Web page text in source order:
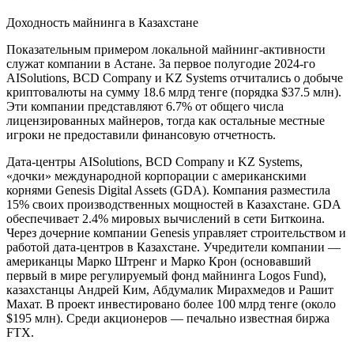
Доходность майнинга в Казахстане
Показательным примером локальной майнинг-активности
служат компании в Астане. За первое полугодие 2024-го
AISolutions, BCD Company и KZ Systems отчитались о добыче
криптовалюты на сумму 18.6 млрд тенге (порядка $37.5 млн).
Эти компании представляют 6.7% от общего числа
лицензированных майнеров, тогда как остальные местные
игроки не предоставили финансовую отчетность.
Дата-центры AISolutions, BCD Company и KZ Systems,
«дочки» международной корпорации с американскими
корнями Genesis Digital Assets (GDA). Компания разместила
15% своих производственных мощностей в Казахстане. GDA
обеспечивает 2.4% мировых вычислений в сети Биткоина.
Через дочерние компании Genesis управляет строительством и
работой дата-центров в Казахстане. Учредители компании —
американцы Марко Штренг и Марко Крон (основавший
первый в мире регулируемый фонд майнинга Logos Fund),
казахстанцы Андрей Ким, Абдумалик Мирахмедов и Рашит
Махат. В проект инвестировано более 100 млрд тенге (около
$195 млн). Среди акционеров — печально известная биржа
FTX.